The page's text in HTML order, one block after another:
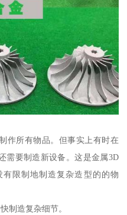
作所有物品。但事实上有时在
需要制造新设备。这是金属3D
限制地制造复杂造型的的物
制造复杂细节。